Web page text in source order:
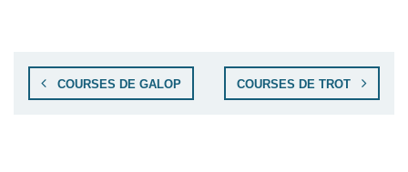
COURSES DE GALOP COURSES DE TROT